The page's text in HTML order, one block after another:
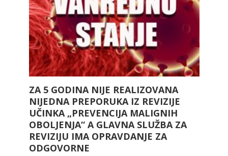
ZA 5 GODINA NIJE REALIZOVANA
NIJEDNA PREPORUKA IZ REVIZIJE
UČINKA „PREVENCIJA MALIGNIH
OBOLJENJA“ A GLAVNA SLUŽBA ZA
REVIZIJU IMA OPRAVDANJE ZA
ODGOVORNE